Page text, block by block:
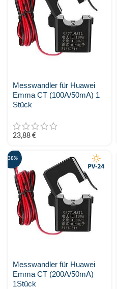
MARSTEK
Metron
Midea
Phonenix
Raycap
SALZSTROM
Shelly
SMA Solar
SOFAR
Messwandler für Huawei
Emma CT (100A/50mA) 1
Stück
23,88 €
-38%
Messwandler für Huawei
Emma CT (200A/50mA)
1Stück